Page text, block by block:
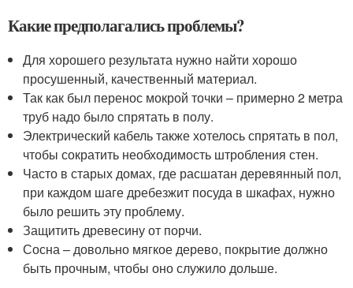
Какие предполагались проблемы?
Для хорошего результата нужно найти хорошо
просушенный, качественный материал.
Так как был перенос мокрой точки – примерно 2 метра
труб надо было спрятать в полу.
Электрический кабель также хотелось спрятать в пол,
чтобы сократить необходимость штробления стен.
Часто в старых домах, где расшатан деревянный пол,
при каждом шаге дребезжит посуда в шкафах, нужно
было решить эту проблему.
Защитить древесину от порчи.
Сосна – довольно мягкое дерево, покрытие должно
быть прочным, чтобы оно служило дольше.